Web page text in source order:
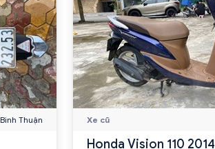
Bình Thuận Xe cũ
Honda Vision 110 2014